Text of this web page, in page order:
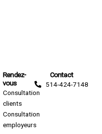
Rendez-
vous
Consultation
clients
Consultation
employeurs
Contact
514-424-7148